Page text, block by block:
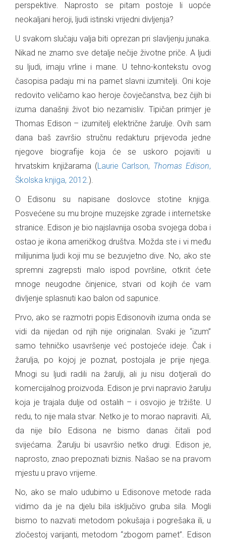
perspektive. Naprosto se pitam postoje li uopće
neokaljani heroji, ljudi istinski vrijedni divljenja?
U svakom slučaju valja biti oprezan pri slavljenju junaka.
Nikad ne znamo sve detalje nečije životne priče. A ljudi
su ljudi, imaju vrline i mane. U tehno-kontekstu ovog
časopisa padaju mi na pamet slavni izumitelji. Oni koje
redovito veličamo kao heroje čovječanstva, bez čijih bi
izuma današnji život bio nezamisliv. Tipičan primjer je
Thomas Edison – izumitelj električne žarulje. Ovih sam
dana baš završio stručnu redakturu prijevoda jedne
njegove biografije koja će se uskoro pojaviti u
hrvatskim knjižarama (Laurie Carlson, Thomas Edison,
Školska knjiga, 2012.).
O Edisonu su napisane doslovce stotine knjiga.
Posvećene su mu brojne muzejske zgrade i internetske
stranice. Edison je bio najslavnija osoba svojega doba i
ostao je ikona američkog društva. Možda ste i vi među
milijunima ljudi koji mu se bezuvjetno dive. No, ako ste
spremni zagrepsti malo ispod površine, otkrit ćete
mnoge neugodne činjenice, stvari od kojih će vam
divljenje splasnuti kao balon od sapunice.
Prvo, ako se razmotri popis Edisonovih izuma onda se
vidi da nijedan od njih nije originalan. Svaki je “izum”
samo tehničko usavršenje već postojeće ideje. Čak i
žarulja, po kojoj je poznat, postojala je prije njega.
Mnogi su ljudi radili na žarulji, ali ju nisu dotjerali do
komercijalnog proizvoda. Edison je prvi napravio žarulju
koja je trajala dulje od ostalih – i osvojio je tržište. U
redu, to nije mala stvar. Netko je to morao napraviti. Ali,
da nije bilo Edisona ne bismo danas čitali pod
svijećama. Žarulju bi usavršio netko drugi. Edison je,
naprosto, znao prepoznati biznis. Našao se na pravom
mjestu u pravo vrijeme.
No, ako se malo udubimo u Edisonove metode rada
vidimo da je na djelu bila isključivo gruba sila. Mogli
bismo to nazvati metodom pokušaja i pogrešaka ili, u
zločestoj varijanti, metodom “zbogom pamet”. Edison